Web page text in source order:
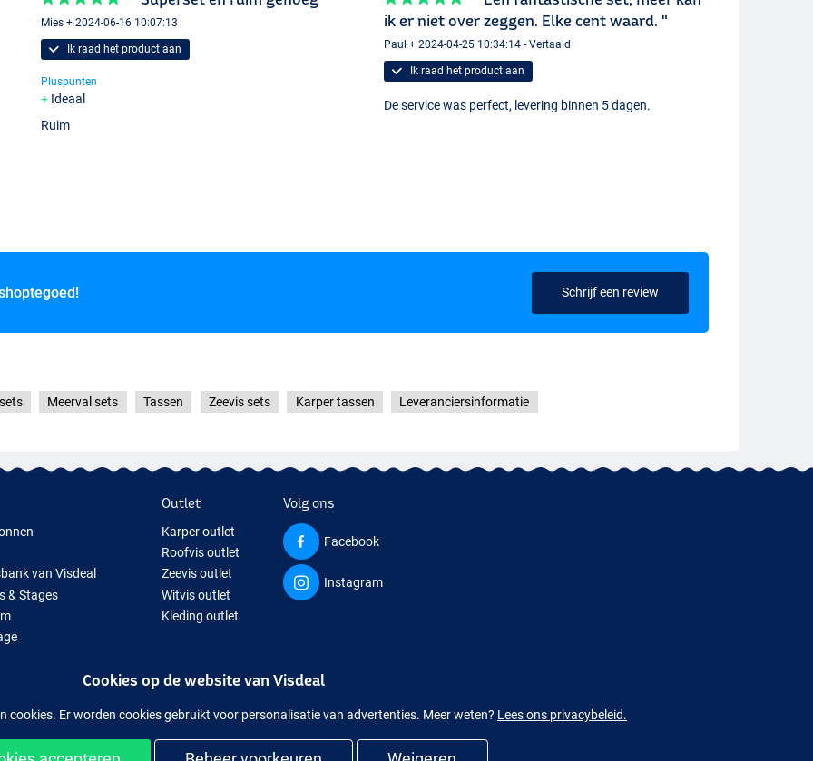
Mies + 2024-06-16 10:07:13
Ik raad het product aan
Pluspunten
Ideaal
Ruim
ik er niet over zeggen. Elke cent waard. "
Paul + 2024-04-25 10:34:14 - Vertaald
Ik raad het product aan
De service was perfect, levering binnen 5 dagen.
Schrijf een review
Meerval sets Tassen Zeevis sets Karper tassen Leveranciersinformatie
van Visdeal
& Stages
Outlet
Karper outlet
Roofvis outlet
Zeevis outlet
Witvis outlet
Kleding outlet
Volg ons
Facebook
Instagram
Cookies op de website van Visdeal
cookies. Er worden cookies gebruikt voor personalisatie van advertenties. Meer weten? Lees ons privacybeleid.